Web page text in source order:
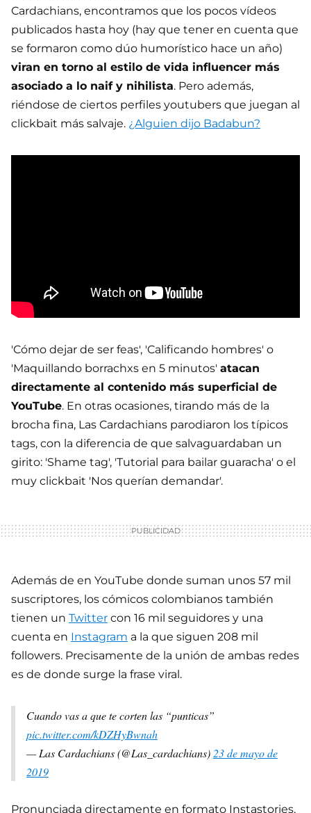
Cardachians, encontramos que los pocos vídeos
publicados hasta hoy (hay que tener en cuenta que
se formaron como dúo humorístico hace un año)
viran en torno al estilo de vida influencer más
asociado a lo naif y nihilista. Pero además,
riéndose de ciertos perfiles youtubers que juegan al
clickbait más salvaje. ¿Alguien dijo Badabun?
'Cómo dejar de ser feas', 'Calificando hombres' o
'Maquillando borrachxs en 5 minutos' atacan
directamente al contenido más superficial de
YouTube. En otras ocasiones, tirando más de la
brocha fina, Las Cardachians parodiaron los típicos
tags, con la diferencia de que salvaguardaban un
girito: 'Shame tag', 'Tutorial para bailar guaracha' o el
muy clickbait 'Nos querían demandar'.
Además de en YouTube donde suman unos 57 mil
suscriptores, los cómicos colombianos también
tienen un Twitter con 16 mil seguidores y una
cuenta en Instagram a la que siguen 208 mil
followers. Precisamente de la unión de ambas redes
es de donde surge la frase viral.
Cuando vas a que te corten las “punticas”
pic.twitter.com/kDZHyBwnah
— Las Cardachians (@Las_cardachians)23 de mayo de
2019
Pronunciada directamente en formato Instastories,